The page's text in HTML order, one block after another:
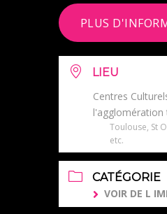
PLUS
LIEU
Centres
l'agglomération
Toulouse, St
etc.
CATÉGORIE
VOIR DE L